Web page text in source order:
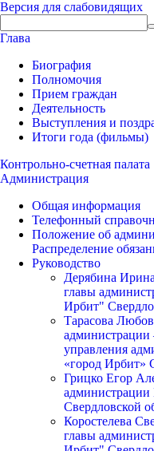
Версия для слабовидящих
Глава
Биография
Полномочия
Прием граждан
Деятельность
Выступления и
Итоги года (фильмы)
Контрольно-счетная палата
Администрация
Общая информация
Телефонный
Положение об
Распределение
Руководство
Дерябина
главы
Ирбит"
Тарасова
администрации
управления
«город Ирбит»
Грицко Егор
администрации
Свердловской
Коростелева
главы